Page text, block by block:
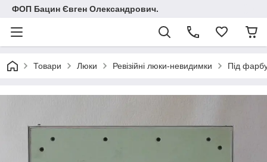
ФОП Бацин Євген Олександрович.
Товари Люки Ревізійні люки-невидимки Під